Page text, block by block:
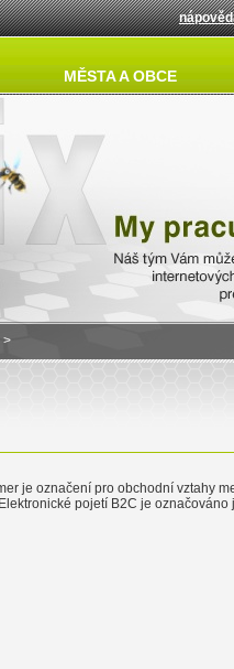
MĚSTA A OBCE
>
je označení pro obchodní vztahy
pojetí B2C je označováno